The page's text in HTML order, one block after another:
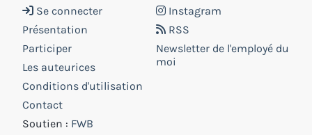
Se connecter
Présentation
Participer
Les auteurices
Conditions d'utilisation
Contact
Soutien : FWB
Instagram
RSS
Newsletter de l'employé du
moi